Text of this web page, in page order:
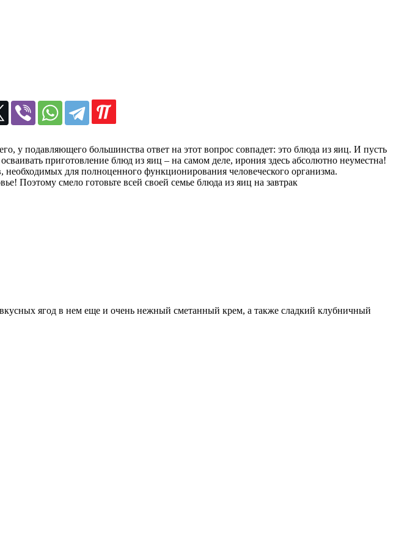
у подавляющего большинства ответ на этот вопрос совпадет: это блюда из яиц. И пусть
приготовление блюд из яиц – на самом деле, ирония здесь абсолютно неуместна!
для полноценного функционирования человеческого организма.
Поэтому смело готовьте всей своей семье блюда из яиц на завтрак
ягод в нем еще и очень нежный сметанный крем, а также сладкий клубничный